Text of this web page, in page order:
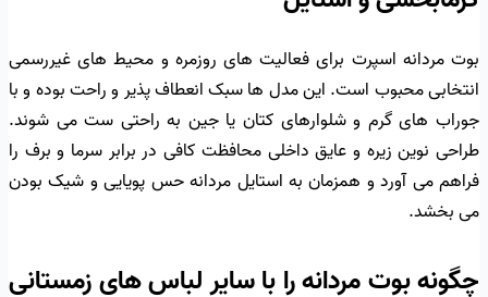
بوت مردانه اسپرت برای فعالیت های روزمره و محیط های غیررسمی
انتخابی محبوب است. این مدل ها سبک انعطاف پذیر و راحت بوده و با
جوراب های گرم و شلوارهای کتان یا جین به راحتی ست می شوند.
طراحی نوین زیره و عایق داخلی محافظت کافی در برابر سرما و برف را
فراهم می آورد و همزمان به استایل مردانه حس پویایی و شیک بودن
می بخشد.
چگونه بوت مردانه را با سایر لباس های زمستانی